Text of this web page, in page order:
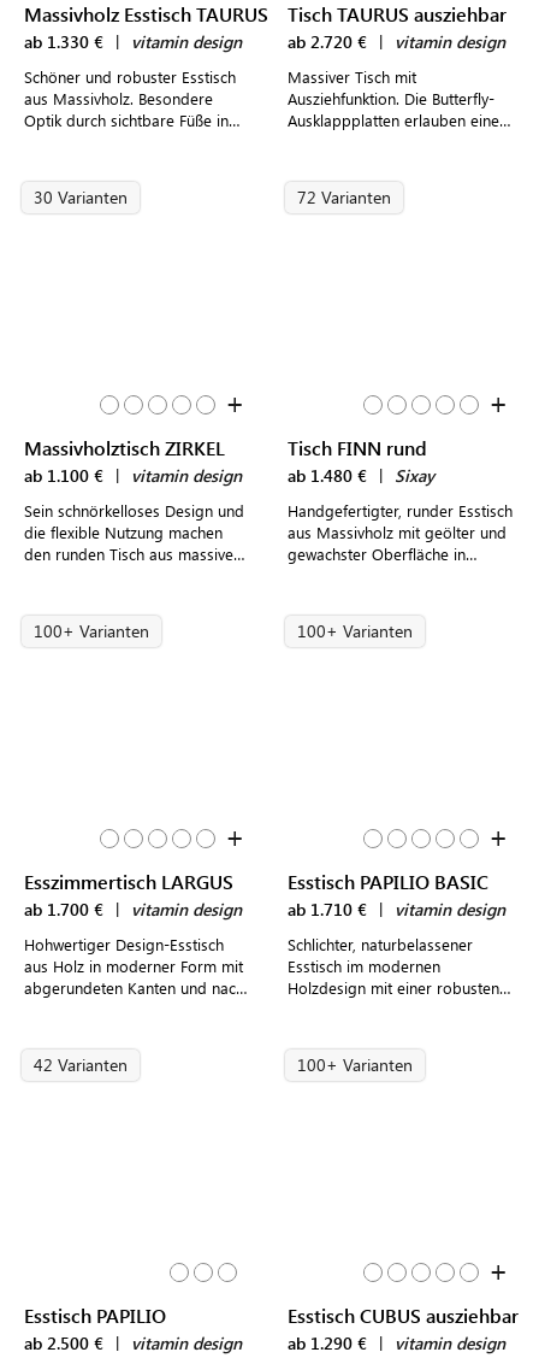
Massivholz Esstisch TAURUS
ab 1.330 € | vitamin design
Schöner und robuster Esstisch
aus Massivholz. Besondere
Optik durch sichtbare Füße in
Tisch TAURUS ausziehbar
ab 2.720 € | vitamin design
Massiver Tisch mit
Ausziehfunktion. Die Butterfly-
Ausklappplatten erlauben eine
30 Varianten
+
Massivholztisch ZIRKEL
ab 1.100 € | vitamin design
Sein schnörkelloses Design und
die flexible Nutzung machen
den runden Tisch aus massivem
72 Varianten
+
Tisch FINN rund
ab 1.480 € | Sixay
Handgefertigter, runder Esstisch
aus Massivholz mit geölter und
gewachster Oberfläche in
100+ Varianten
+
Esszimmertisch LARGUS
ab 1.700 € | vitamin design
Hohwertiger Design-Esstisch
aus Holz in moderner Form mit
abgerundeten Kanten und nach
100+ Varianten
+
Esstisch PAPILIO BASIC
ab 1.710 € | vitamin design
Schlichter, naturbelassener
Esstisch im modernen
Holzdesign mit einer robusten
42 Varianten
Esstisch PAPILIO
ab 2.500 € | vitamin design
100+ Varianten
+
Esstisch CUBUS ausziehbar
ab 1.290 € | vitamin design